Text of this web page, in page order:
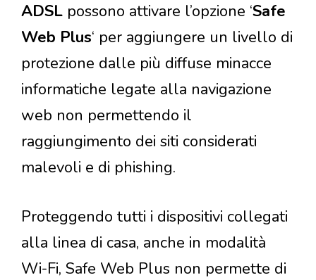
ADSL possono attivare l’opzione ‘Safe
Web Plus‘ per aggiungere un livello di
protezione dalle più diffuse minacce
informatiche legate alla navigazione
web non permettendo il
raggiungimento dei siti considerati
malevoli e di phishing.
Proteggendo tutti i dispositivi collegati
alla linea di casa, anche in modalità
Wi-Fi, Safe Web Plus non permette di